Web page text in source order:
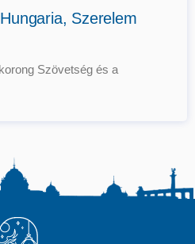
Szerelem
Szövetség és a